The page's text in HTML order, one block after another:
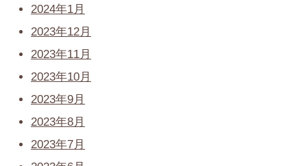
2024年1月
2023年12月
2023年11月
2023年10月
2023年9月
2023年8月
2023年7月